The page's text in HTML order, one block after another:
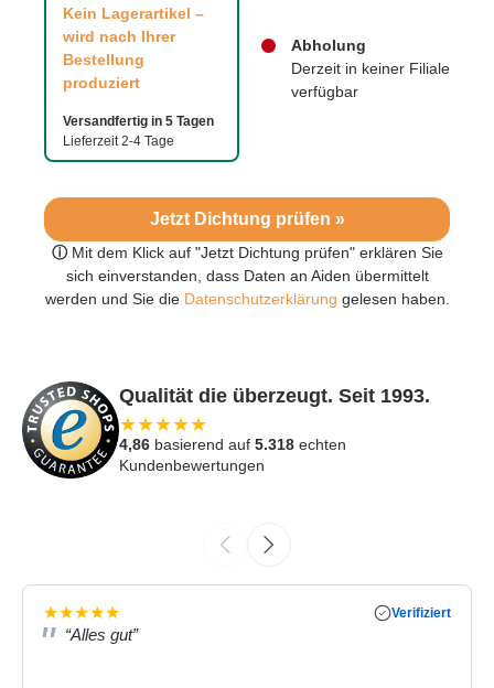
Jetzt Dichtung prüfen »
ⓘ Mit dem Klick auf "Jetzt Dichtung prüfen" erklären Sie
sich einverstanden, dass Daten an Aiden übermittelt
werden und Sie dieDatenschutzerklärung gelesen haben.
Kein Lagerartikel –
wird nach Ihrer
Bestellung
produziert
Versandfertig in 5 Tagen
Lieferzeit 2-4 Tage
Abholung
Derzeit in keiner Filiale
verfügbar
Qualität die überzeugt. Seit 1993.
★★★★★
4,86 basierend auf 5.318 echten
Kundenbewertungen
★★★★★ Verifiziert
“Alles gut”